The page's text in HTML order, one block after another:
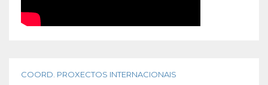
COORD. PROXECTOS INTERNACIONAIS